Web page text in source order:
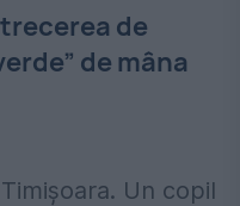
de
de mâna
Un copil